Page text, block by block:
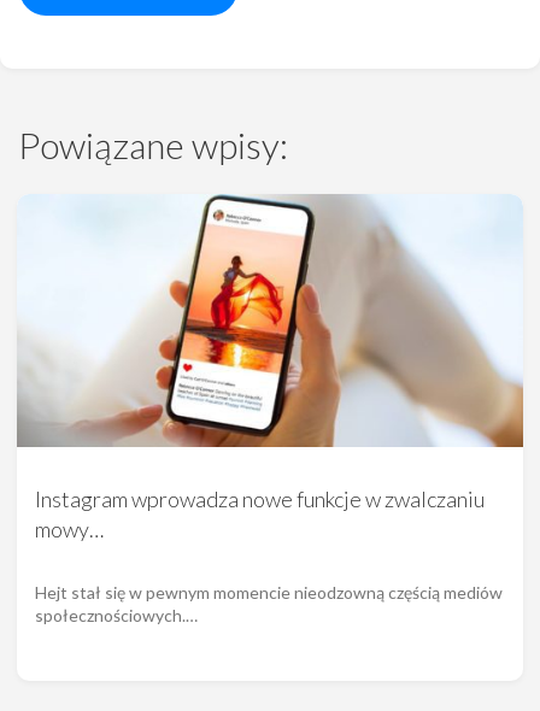
Powiązane wpisy:
Instagram wprowadza nowe funkcje w zwalczaniu
mowy…
Hejt stał się w pewnym momencie nieodzowną częścią mediów
społecznościowych.…